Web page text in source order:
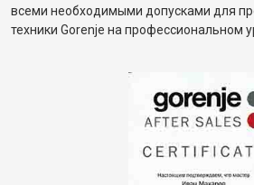
всеми необходимыми допусками для
техники Gorenje на профессиональном